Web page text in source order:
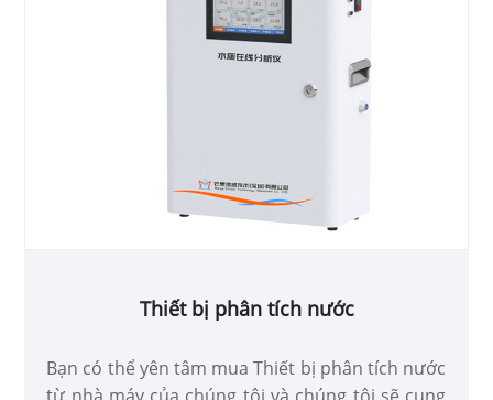
Thiết bị phân tích nước
Bạn có thể yên tâm mua Thiết bị phân tích nước
từ nhà máy của chúng tôi và chúng tôi sẽ cung